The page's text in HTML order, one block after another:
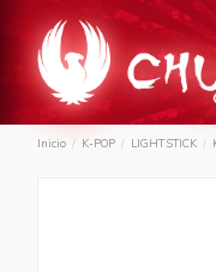
Inicio K-POP LIGHT STICK